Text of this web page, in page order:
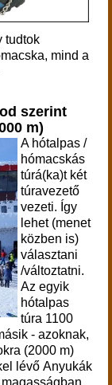
tudtok
mind a
szerint
m)
A hótalpas /
hómacskás
túrá(ka)t két
túravezető
vezeti. Így
lehet (menet
közben is)
választani
/változtatni.
Az egyik
hótalpas
túra 1100
- azoknak,
(2000 m)
lévő Anyukák